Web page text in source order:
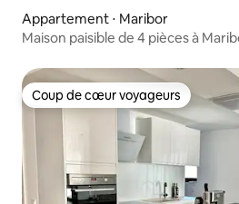
Appartement ⋅ Maribor
Maison paisible de 4 pièces à
Coup de cœur voyageurs
Coup de cœur voyageurs